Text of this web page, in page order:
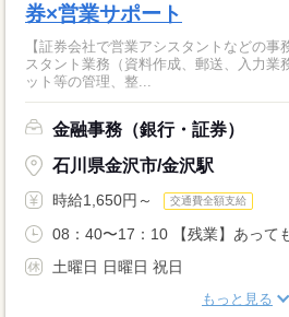
券×営業サポート
【証券会社で営業アシスタントなどの
スタント業務（資料作成、郵送、入力業
ット等の管理、整...
金融事務（銀行・証券）
石川県金沢市/金沢駅
時給1,650円～ 交通費全額支給
08：40〜17：10 【残業】あって
土曜日 日曜日 祝日
もっと見る